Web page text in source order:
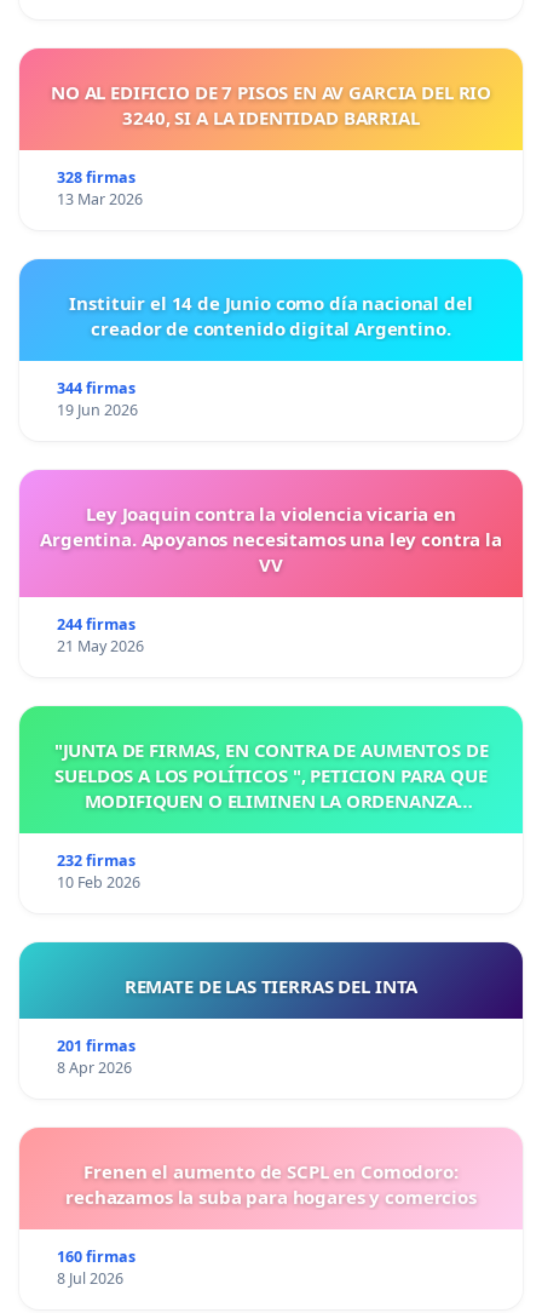
NO AL EDIFICIO DE 7 PISOS EN AV GARCIA DEL RIO
3240, SI A LA IDENTIDAD BARRIAL
328 firmas
13 Mar 2026
Instituir el 14 de Junio como día nacional del
creador de contenido digital Argentino.
344 firmas
19 Jun 2026
Ley Joaquin contra la violencia vicaria en
Argentina. Apoyanos necesitamos una ley contra la
VV
244 firmas
21 May 2026
"JUNTA DE FIRMAS, EN CONTRA DE AUMENTOS DE
SUELDOS A LOS POLÍTICOS ", PETICION PARA QUE
MODIFIQUEN O ELIMINEN LA ORDENANZA
232 firmas
10 Feb 2026
REMATE DE LAS TIERRAS DEL INTA
201 firmas
8 Apr 2026
Frenen el aumento de SCPL en Comodoro:
rechazamos la suba para hogares y comercios
160 firmas
8 Jul 2026